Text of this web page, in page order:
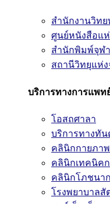
สำนักงานวิท
ศูนย์หนังสือแห่
สำนักพิมพ์จุฬ
สถานีวิทยุแห่ง
บริการทางการแพท
โอสถศาลา
บริการทางทัน
คลินิกกายภา
คลินิกเทคนิค
คลินิกโภชนา
โรงพยาบาลสั